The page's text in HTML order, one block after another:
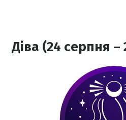
Діва (24 серпня –